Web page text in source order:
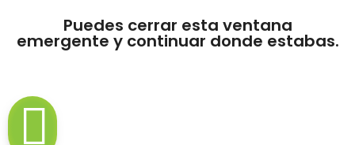
Puedes cerrar esta ventana
emergente y continuar donde estabas.